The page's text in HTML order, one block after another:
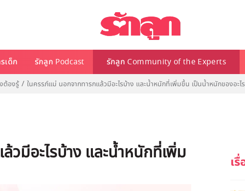
เด็ก รักลูก Podcast รักลูก Community of the Experts
ต้องรู้ ในครรภ์แม่ นอกจากทารกแล้วมีอะไรบ้าง และน้ำหนักที่เพิ่มขึ้น เป็นน้ำหนักของอะไร
มีอะไรบ้าง และน้ำหนักที่เพิ่ม